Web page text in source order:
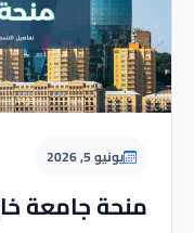
يونيو 5, 2026
منحة جامعة